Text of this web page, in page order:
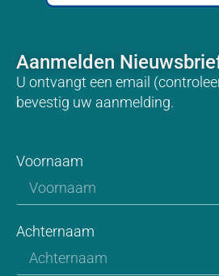
Aanmelden
U ontvangt een email
bevestig uw aanmelding.
Voornaam
Achternaam